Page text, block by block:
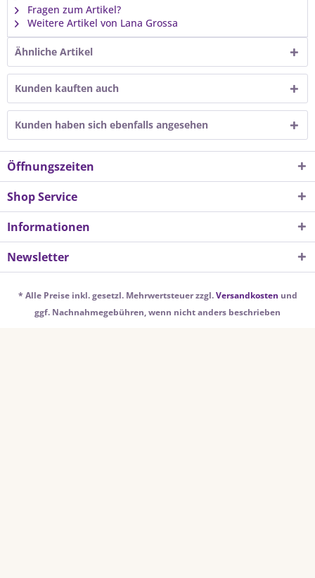
Fragen zum Artikel?
Weitere Artikel von Lana Grossa
Ähnliche Artikel
Kunden kauften auch
Kunden haben sich ebenfalls angesehen
Öffnungszeiten
Shop Service
Informationen
Newsletter
* Alle Preise inkl. gesetzl. Mehrwertsteuer zzgl.Versandkosten und
ggf. Nachnahmegebühren, wenn nicht anders beschrieben